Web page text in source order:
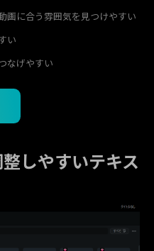
画に合う雰囲気を見つけやすい
い
なげやすい
しやすいテキス